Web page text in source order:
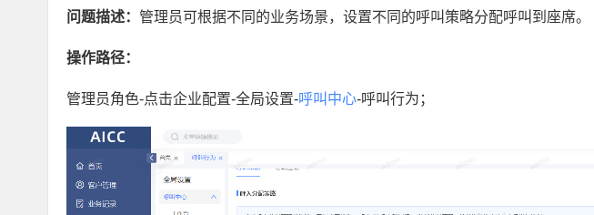
问题描述： 管理员可根据不同的业务场景，设置不同的呼叫策略分配呼叫到座席。
操作路径：
管理员角色-点击企业配置-全局设置-呼叫中心-呼叫行为；